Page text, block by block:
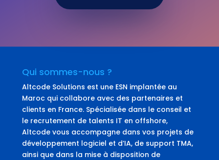
Qui sommes-nous ?
Altcode Solutions est une ESN implantée au
Maroc qui collabore avec des partenaires et
clients en France. Spécialisée dans le conseil et
le recrutement de talents IT en offshore,
Altcode vous accompagne dans vos projets de
développement logiciel et d’IA, de support TMA,
ainsi que dans la mise à disposition de